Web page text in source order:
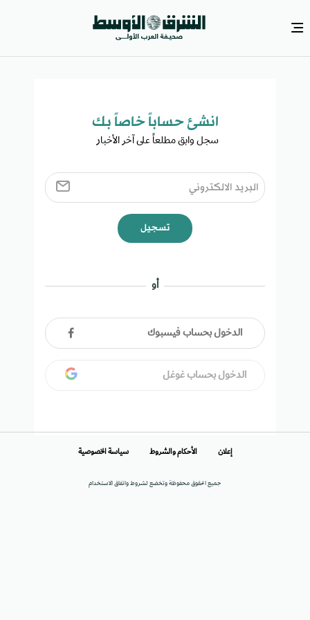
انشئ حساباً خاصاً بك​
سجل وابق مطلعاً على آخر الأخبار ​
تسجيل
أو
الدخول بحساب فيسبوك
الدخول بحساب غوغل
جميع الحقوق محفوظة وتخضع لشروط واتفاق الاستخدام
إعلان الأحكام والشروط سياسة الخصوصية